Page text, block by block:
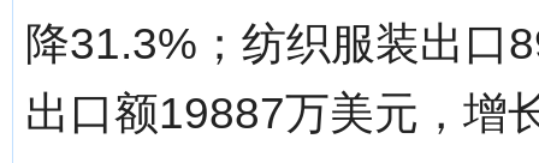
降31.3%；纺织服装出口
出口额19887万美元，增